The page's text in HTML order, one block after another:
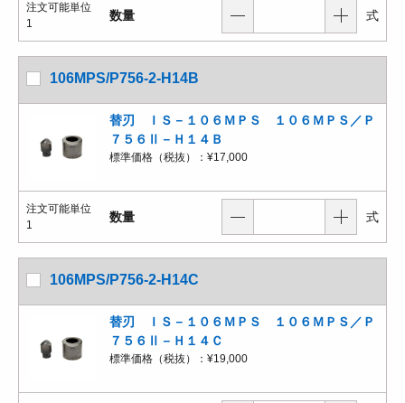
注文可能単位
1
数量 式
106MPS/P756-2-H14B
替刃 ＩＳ－１０６ＭＰＳ １０６ＭＰＳ／Ｐ
７５６Ⅱ－Ｈ１４Ｂ
標準価格（税抜）： ¥17,000
注文可能単位
1
数量 式
106MPS/P756-2-H14C
替刃 ＩＳ－１０６ＭＰＳ １０６ＭＰＳ／Ｐ
７５６Ⅱ－Ｈ１４Ｃ
標準価格（税抜）： ¥19,000